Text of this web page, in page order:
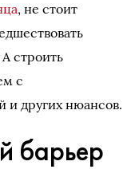
, не стоит
строить
с
и других нюансов.
барьер